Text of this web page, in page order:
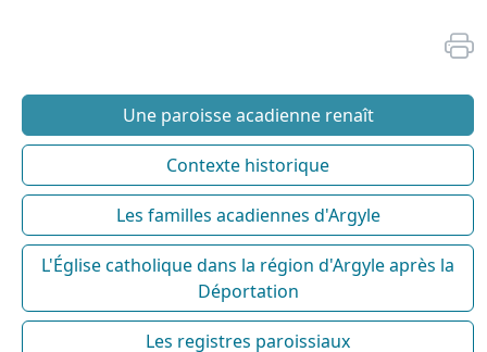
Une paroisse acadienne renaît
Contexte historique
Les familles acadiennes d'Argyle
L'Église catholique dans la région d'Argyle après la
Déportation
Les registres paroissiaux